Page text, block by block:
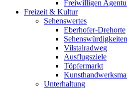
Freiwilligen
Freizeit & Kultur
Sehenswertes
Eberhofer-Drehorte
Sehenswürdigkeiten
Vilstalradweg
Ausflugsziele
Töpfermarkt
Unterhaltung